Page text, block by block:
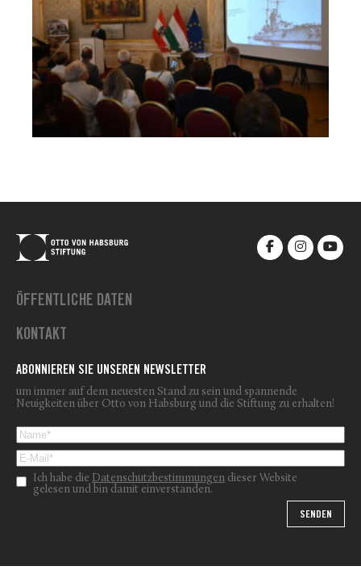
ÖFFENTLICHE DATEN
KONTAKT
ABONNIEREN SIE UNSEREN NEWSLETTER
um immer auf dem neuesten Stand zu sein und spannende
Neuigkeiten über Otto von Habsburg und die Stiftung zu erhalten!
Ich habe die Datenschutzbestimmungen dieser Website
gelesen und bin damit einverstanden.